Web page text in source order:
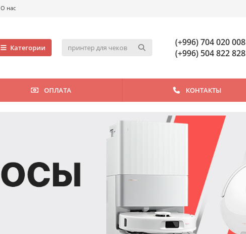
О нас
Категории
(+996) 704 020 008
(+996) 504 822 828
ОПЛАТА КОНТАКТЫ